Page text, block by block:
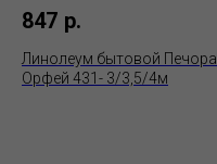
847 р.
Линолеум бытовой Печора
Орфей 431- 3/3,5/4м